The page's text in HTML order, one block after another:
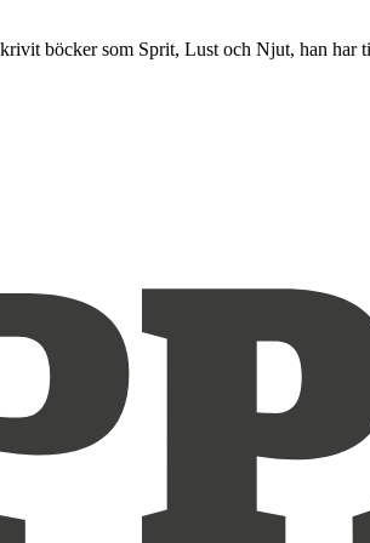
böcker som Sprit, Lust och Njut, han